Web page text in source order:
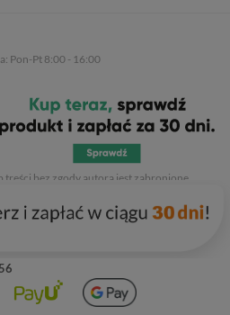
Pon-Pt 8:00 - 16:00
250
. Kopiowanie, przetwarzanie,
bez zgody autora jest zabronione.